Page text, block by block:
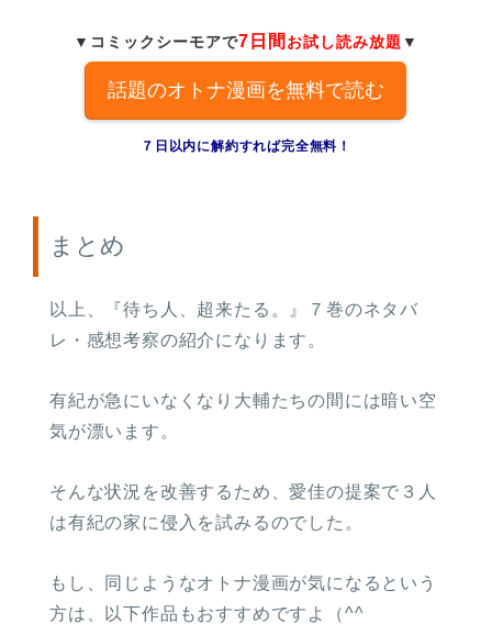
▼コミックシーモアで7日間 お試し読み放題 ▼
話題のオトナ漫画を無料で読む
７日以内に解約すれば完全無料！
まとめ
以上、『待ち人、超来たる。』７巻のネタバ
レ・感想考察の紹介になります。
有紀が急にいなくなり大輔たちの間には暗い空
気が漂います。
そんな状況を改善するため、愛佳の提案で３人
は有紀の家に侵入を試みるのでした。
もし、同じようなオトナ漫画が気になるという
方は、以下作品もおすすめですよ（^^